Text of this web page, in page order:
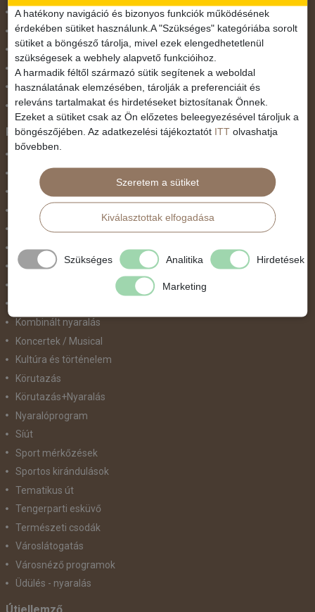
November 1.
Október 23.
Pünkösdi utazás
Szilveszter
Tavaszi szünet
Valentin nap
Programtípus
Belépőjegy
Egyéni út
Egzotikus út
Fesztiválok
Golfút
Gyalogtúra
Kombinált nyaralás
Koncertek / Musical
Kultúra és történelem
Körutazás
Körutazás+Nyaralás
Nyaralóprogram
Síút
Sport mérkőzések
Sportos kirándulások
Tematikus út
Tengerparti esküvő
Természeti csodák
Városlátogatás
Városnéző programok
Üdülés - nyaralás
A hatékony navigáció és bizonyos funkciók működésének
érdekében sütiket használunk.A "Szükséges" kategóriába sorolt
sütiket a böngésző tárolja, mivel ezek elengedhetetlenül
szükségesek a webhely alapvető funkcióihoz.
A harmadik féltől származó sütik segítenek a weboldal
használatának elemzésében, tárolják a preferenciáit és
releváns tartalmakat és hirdetéseket biztosítanak Önnek.
Ezeket a sütiket csak az Ön előzetes beleegyezésével tároljuk a
böngészőjében. Az adatkezelési tájékoztatót ITT olvashatja
bővebben.
Szeretem a sütiket
Kiválasztottak elfogadása
Szükséges Analitika Hirdetések
Marketing